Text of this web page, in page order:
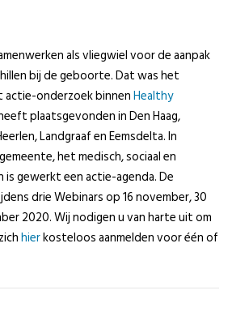
als vliegwiel voor de aanpak
bij de geboorte. Dat was het
actie-onderzoek binnenHealthy
plaatsgevonden in Den Haag,
Landgraaf en Eemsdelta. In
het medisch, sociaal en
is gewerkt een actie-agenda. De
drie Webinars op 16 november, 30
2020. Wij nodigen u van harte uit om
hierkosteloos aanmelden voor één of